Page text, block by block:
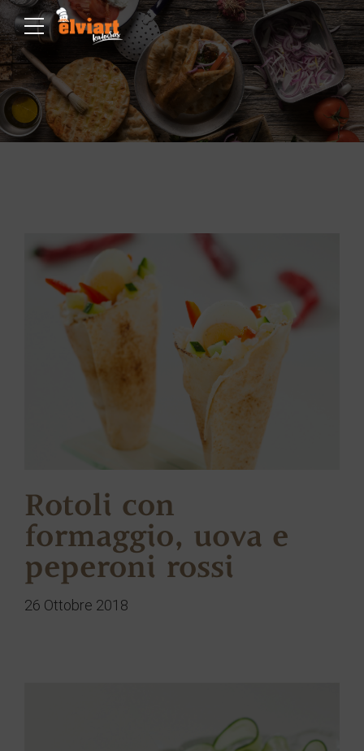
Rotoli con
formaggio, uova e
peperoni rossi
26 Ottobre 2018